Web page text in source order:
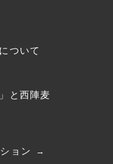
ついて
と西陣麦
ョン